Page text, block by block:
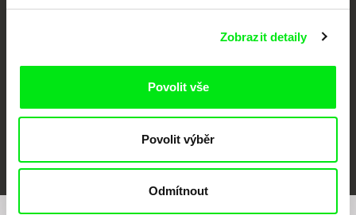
Zobrazit detaily
Povolit vše
Povolit výběr
Odmítnout
MFDF Ji.hlava